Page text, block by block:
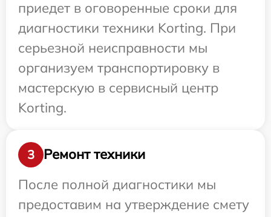
приедет в оговоренные сроки для
диагностики техники Korting. При
серьезной неисправности мы
организуем транспортировку в
мастерскую в сервисный центр
Korting.
3
Ремонт техники
После полной диагностики мы
предоставим на утверждение смету